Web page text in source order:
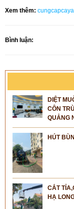
Xem thêm:
Bình luận:
DIỆT
CÔN
QUẢNG
HÚT
CẮT
HẠ